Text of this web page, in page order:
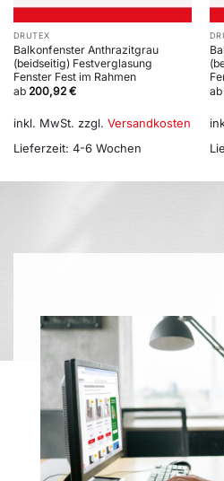
DRUTEX
Balkonfenster Anthrazitgrau
(beidseitig) Festverglasung
Fenster Fest im Rahmen
ab 200,92 €
inkl. MwSt. zzgl. Versandkosten
Lieferzeit: 4-6 Wochen
ab